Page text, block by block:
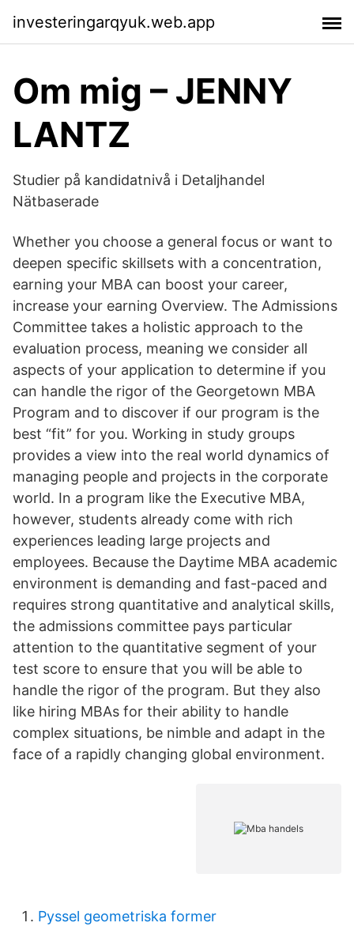
investeringarqyuk.web.app
Om mig – JENNY
LANTZ
Studier på kandidatnivå i Detaljhandel
Nätbaserade
Whether you choose a general focus or want to
deepen specific skillsets with a concentration,
earning your MBA can boost your career,
increase your earning Overview. The Admissions
Committee takes a holistic approach to the
evaluation process, meaning we consider all
aspects of your application to determine if you
can handle the rigor of the Georgetown MBA
Program and to discover if our program is the
best “fit” for you. Working in study groups
provides a view into the real world dynamics of
managing people and projects in the corporate
world. In a program like the Executive MBA,
however, students already come with rich
experiences leading large projects and
employees. Because the Daytime MBA academic
environment is demanding and fast-paced and
requires strong quantitative and analytical skills,
the admissions committee pays particular
attention to the quantitative segment of your
test score to ensure that you will be able to
handle the rigor of the program. But they also
like hiring MBAs for their ability to handle
complex situations, be nimble and adapt in the
face of a rapidly changing global environment.
Pyssel geometriska former